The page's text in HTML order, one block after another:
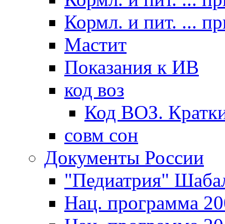
Кормл. и пит. ...
Мастит
Показания к ИВ
код воз
Код ВОЗ.
совм сон
Документы России
"Педиатрия"
Нац. программа